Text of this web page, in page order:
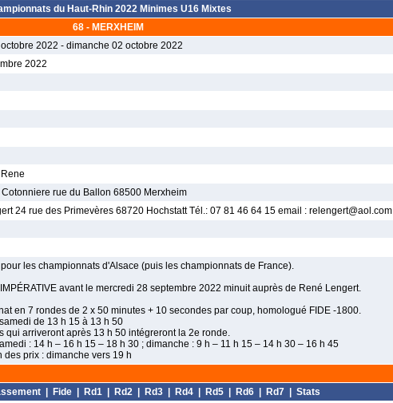
du Haut-Rhin 2022 Minimes U16 Mixtes
68 - MERXHEIM
2022 - dimanche 02 octobre 2022
2022
rue du Ballon 68500 Merxheim
24 rue des Primevères 68720 Hochstatt Tél.: 07 81 46 64 15 email : relengert@aol.com
les championnats d'Alsace (puis les championnats de France).
avant le mercredi 28 septembre 2022 minuit auprès de René Lengert.
en 7 rondes de 2 x 50 minutes + 10 secondes par coup, homologué FIDE -1800.
de 13 h 15 à 13 h 50
qui arriveront après 13 h 50 intégreront la 2e ronde.
: 14 h – 16 h 15 – 18 h 30 ; dimanche : 9 h – 11 h 15 – 14 h 30 – 16 h 45
des prix : dimanche vers 19 h
Fide Rd1 Rd2 Rd3 Rd4 Rd5 Rd6 Rd7 Stats